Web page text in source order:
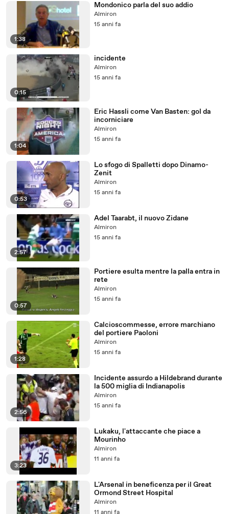
1:38
Mondonico parla del suo addio
Almiron
15 anni fa
0:15
incidente
Almiron
15 anni fa
1:04
Eric Hassli come Van Basten: gol da
incorniciare
Almiron
15 anni fa
0:53
Lo sfogo di Spalletti dopo Dinamo-
Zenit
Almiron
15 anni fa
2:57
Adel Taarabt, il nuovo Zidane
Almiron
15 anni fa
0:57
Portiere esulta mentre la palla entra in
rete
Almiron
15 anni fa
1:28
Calcioscommesse, errore marchiano
del portiere Paoloni
Almiron
15 anni fa
2:56
Incidente assurdo a Hildebrand durante
la 500 miglia di Indianapolis
Almiron
15 anni fa
3:23
Lukaku, l'attaccante che piace a
Mourinho
Almiron
11 anni fa
L'Arsenal in beneficenza per il Great
Ormond Street Hospital
Almiron